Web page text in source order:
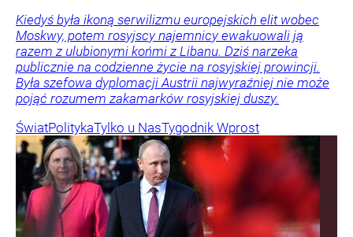
Kiedyś była ikoną serwilizmu europejskich elit wobec
Moskwy, potem rosyjscy najemnicy ewakuowali ją
razem z ulubionymi końmi z Libanu. Dziś narzeka
publicznie na codzienne życie na rosyjskiej prowincji.
Była szefowa dyplomacji Austrii najwyraźniej nie może
pojąć rozumem zakamarków rosyjskiej duszy.
ŚwiatPolitykaTylko u NasTygodnik Wprost